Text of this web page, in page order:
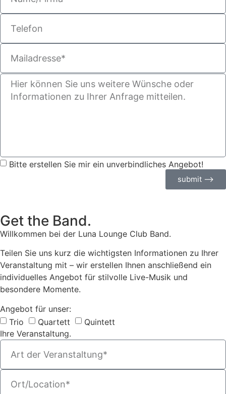
Bitte erstellen Sie mir ein unverbindliches Angebot!
submit ⟶
Get the Band.
Willkommen bei der Luna Lounge Club Band.
Teilen Sie uns kurz die wichtigsten Informationen zu Ihrer
Veranstaltung mit – wir erstellen Ihnen anschließend ein
individuelles Angebot für stilvolle Live-Musik und
besondere Momente.
Angebot für unser:
Trio
Quartett
Quintett
Ihre Veranstaltung.